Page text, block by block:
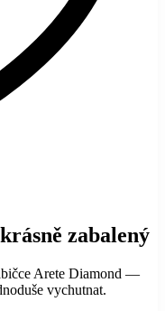
zabalený
Arete Diamond —
vychutnat.